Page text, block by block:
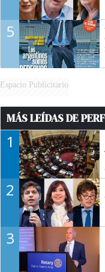
5
Espacio Publicitario
MÁS LEÍDAS DE
1
2
3